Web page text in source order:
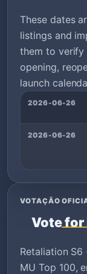
These dates
listings and
them to verify
opening,
launch
2026-06-26
2026-06-26
VOTAÇÃO
Vote for
Retaliation
MU Top 100,